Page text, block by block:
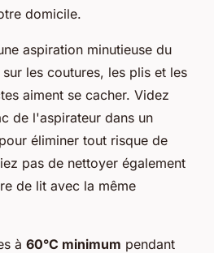
domicile.
aspiration minutieuse du
les coutures, les plis et les
aiment se cacher. Videz
de l'aspirateur dans un
éliminer tout risque de
pas de nettoyer également
de lit avec la même
à 60°C minimum pendant